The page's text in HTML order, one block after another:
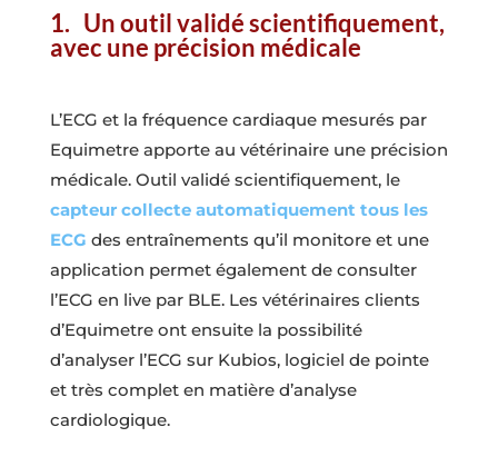
1. Un outil validé scientifiquement,
avec une précision médicale
L’ECG et la fréquence cardiaque mesurés par
Equimetre apporte au vétérinaire une précision
médicale. Outil validé scientifiquement, le
capteur collecte automatiquement tous les
ECG des entraînements qu’il monitore et une
application permet également de consulter
l’ECG en live par BLE. Les vétérinaires clients
d’Equimetre ont ensuite la possibilité
d’analyser l’ECG sur Kubios, logiciel de pointe
et très complet en matière d’analyse
cardiologique.